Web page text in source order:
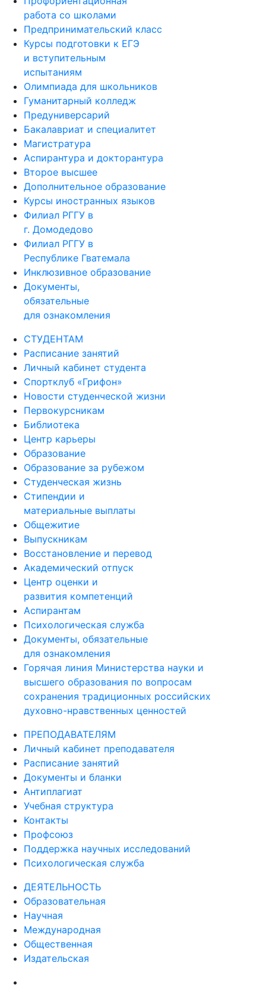
работа со школами
Предпринимательский класс
Курсы подготовки к ЕГЭ
и вступительным
испытаниям
Олимпиада для школьников
Гуманитарный колледж
Предуниверсарий
Бакалавриат и специалитет
Магистратура
Аспирантура и докторантура
Второе высшее
Дополнительное образование
Курсы иностранных языков
Филиал РГГУ в
г. Домодедово
Филиал РГГУ в
Республике Гватемала
Инклюзивное образование
Документы,
обязательные
для ознакомления
СТУДЕНТАМ
Расписание занятий
Личный кабинет студента
Спортклуб «Грифон»
Новости студенческой жизни
Первокурсникам
Библиотека
Центр карьеры
Образование
Образование за рубежом
Студенческая жизнь
Стипендии и
материальные выплаты
Общежитие
Выпускникам
Восстановление и перевод
Академический отпуск
Центр оценки и
развития компетенций
Аспирантам
Психологическая служба
Документы, обязательные
для ознакомления
Горячая линия Министерства науки и
высшего образования по вопросам
сохранения традиционных российских
духовно-нравственных ценностей
ПРЕПОДАВАТЕЛЯМ
Личный кабинет преподавателя
Расписание занятий
Документы и бланки
Антиплагиат
Учебная структура
Контакты
Профсоюз
Поддержка научных исследований
Психологическая служба
ДЕЯТЕЛЬНОСТЬ
Образовательная
Научная
Международная
Общественная
Издательская